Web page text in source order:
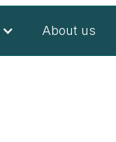
About us